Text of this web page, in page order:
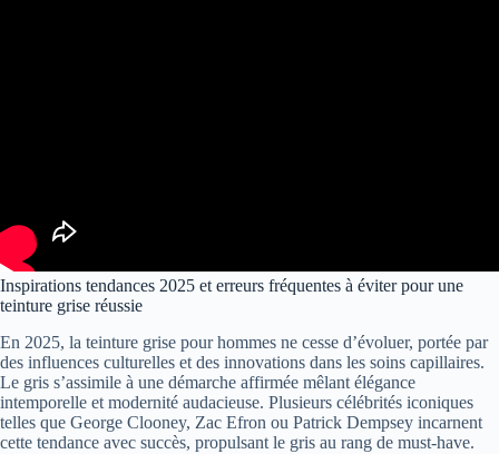
Inspirations tendances 2025 et erreurs fréquentes à éviter pour une
teinture grise réussie
En 2025, la teinture grise pour hommes ne cesse d’évoluer, portée par
des influences culturelles et des innovations dans les soins capillaires.
Le gris s’assimile à une démarche affirmée mêlant élégance
intemporelle et modernité audacieuse. Plusieurs célébrités iconiques
telles que George Clooney, Zac Efron ou Patrick Dempsey incarnent
cette tendance avec succès, propulsant le gris au rang de must-have.